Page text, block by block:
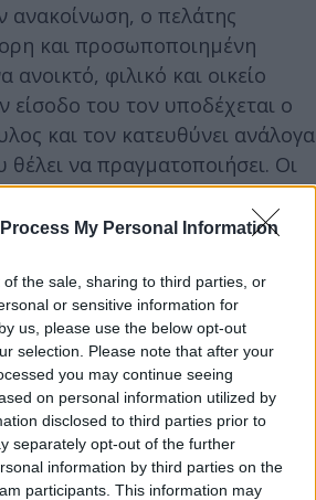
My Personal Information
the sale, sharing to third parties, or
or sensitive information for
us, please use the below opt-out
selection. Please note that after your
you may continue seeing
on personal information utilized by
disclosed to third parties prior to
separately opt-out of the further
information by third parties on the
participants. This information may
ανακοίνωση, ο πελάτης
και προσωποποιημένη
ανοικτό, φιλικό και οικείο
είσοδο του τον υποδέχεται ο
και τον κατευθύνει ανάλογα
θέλει να πραγματοποιήσει. Οι
ηλεκτρονικά μέσω
το ολοκληρωμένο
όπου είναι απαραίτητο.
ιδιαίτερων αναγκών των
κλειστοί χώροι, οι οποίοι
των συζητήσεων.